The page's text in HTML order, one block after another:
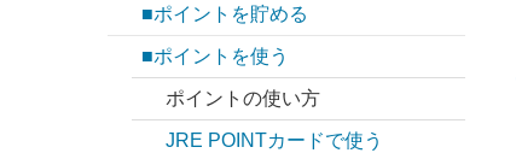
■ポイントを貯める
■ポイントを使う
ポイントの使い方
JRE POINTカードで使う